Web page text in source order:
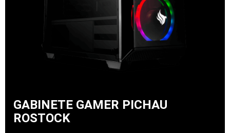
GABINETE GAMER PICHAU
ROSTOCK